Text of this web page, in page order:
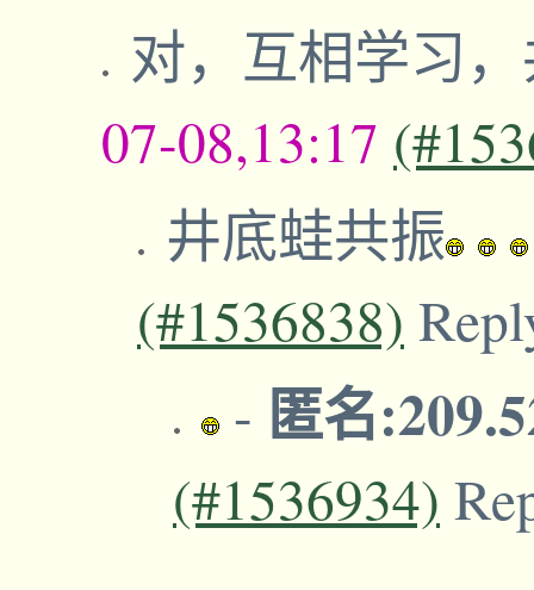
对，互相学习
07-08,13:17
井底蛙共振
(#1536838)
- 匿名
(#1536934)